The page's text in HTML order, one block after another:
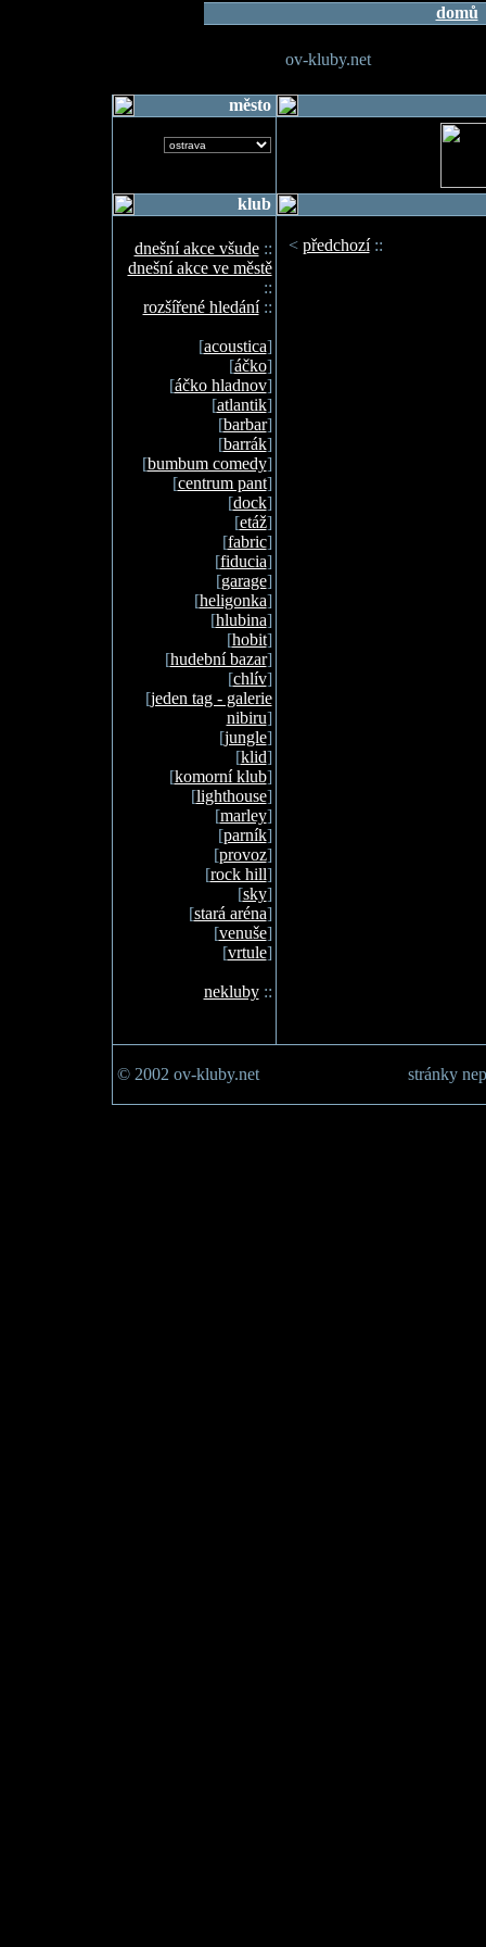
domů
ov-kluby.net
město
klub
dnešní akce všude::
dnešní akce ve městě
::
rozšířené hledání::
[acoustica]
[áčko]
[áčko hladnov]
[atlantik]
[barbar]
[barrák]
[bumbum comedy]
[centrum pant]
[dock]
[etáž]
[fabric]
[fiducia]
[garage]
[heligonka]
[hlubina]
[hobit]
[hudební bazar]
[chlív]
[jeden tag - galerie
nibiru]
[jungle]
[klid]
[komorní klub]
[lighthouse]
[marley]
[parník]
[provoz]
[rock hill]
[sky]
[stará aréna]
[venuše]
[vrtule]
nekluby::
< předchozí::
© 2002 ov-kluby.net stránky